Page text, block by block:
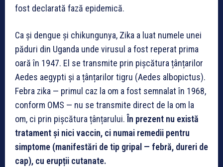
fost declarată fază epidemică.
Ca și dengue și chikungunya, Zika a luat numele unei
păduri din Uganda unde virusul a fost reperat prima
oară în 1947. El se transmite prin pișcătura țânțarilor
Aedes aegypti și a țânțarilor tigru (Aedes albopictus).
Febra zika — primul caz la om a fost semnalat în 1968,
conform OMS — nu se transmite direct de la om la
om, ci prin pișcătura țânțarului.În prezent nu există
tratament și nici vaccin, ci numai remedii pentru
simptome (manifestări de tip gripal — febră, dureri de
cap), cu erupții cutanate.